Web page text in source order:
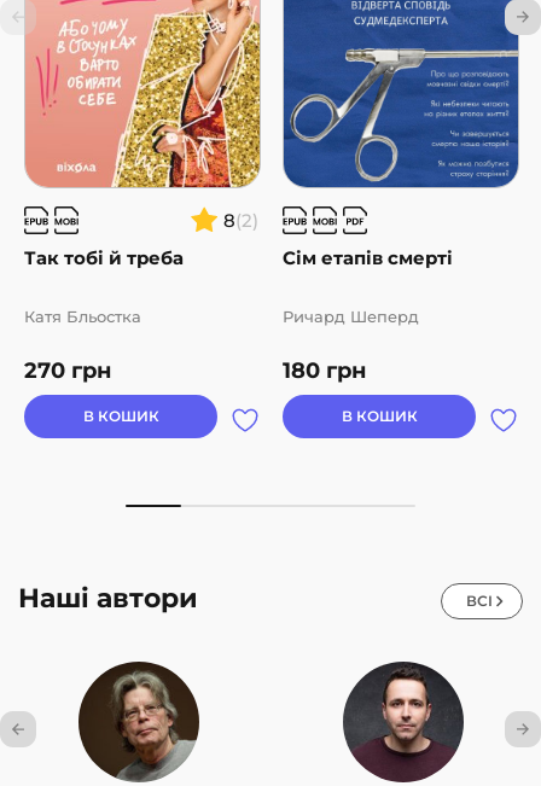
8(2)
Так тобі й треба
270 грн
Катя Бльостка
В КОШИК
Сім етапів смерті
180 грн
Ричард Шеперд
В КОШИК
Наші автори ВСІ